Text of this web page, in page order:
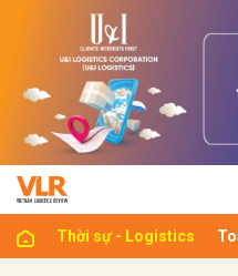
Thời sự - Logistics
luận